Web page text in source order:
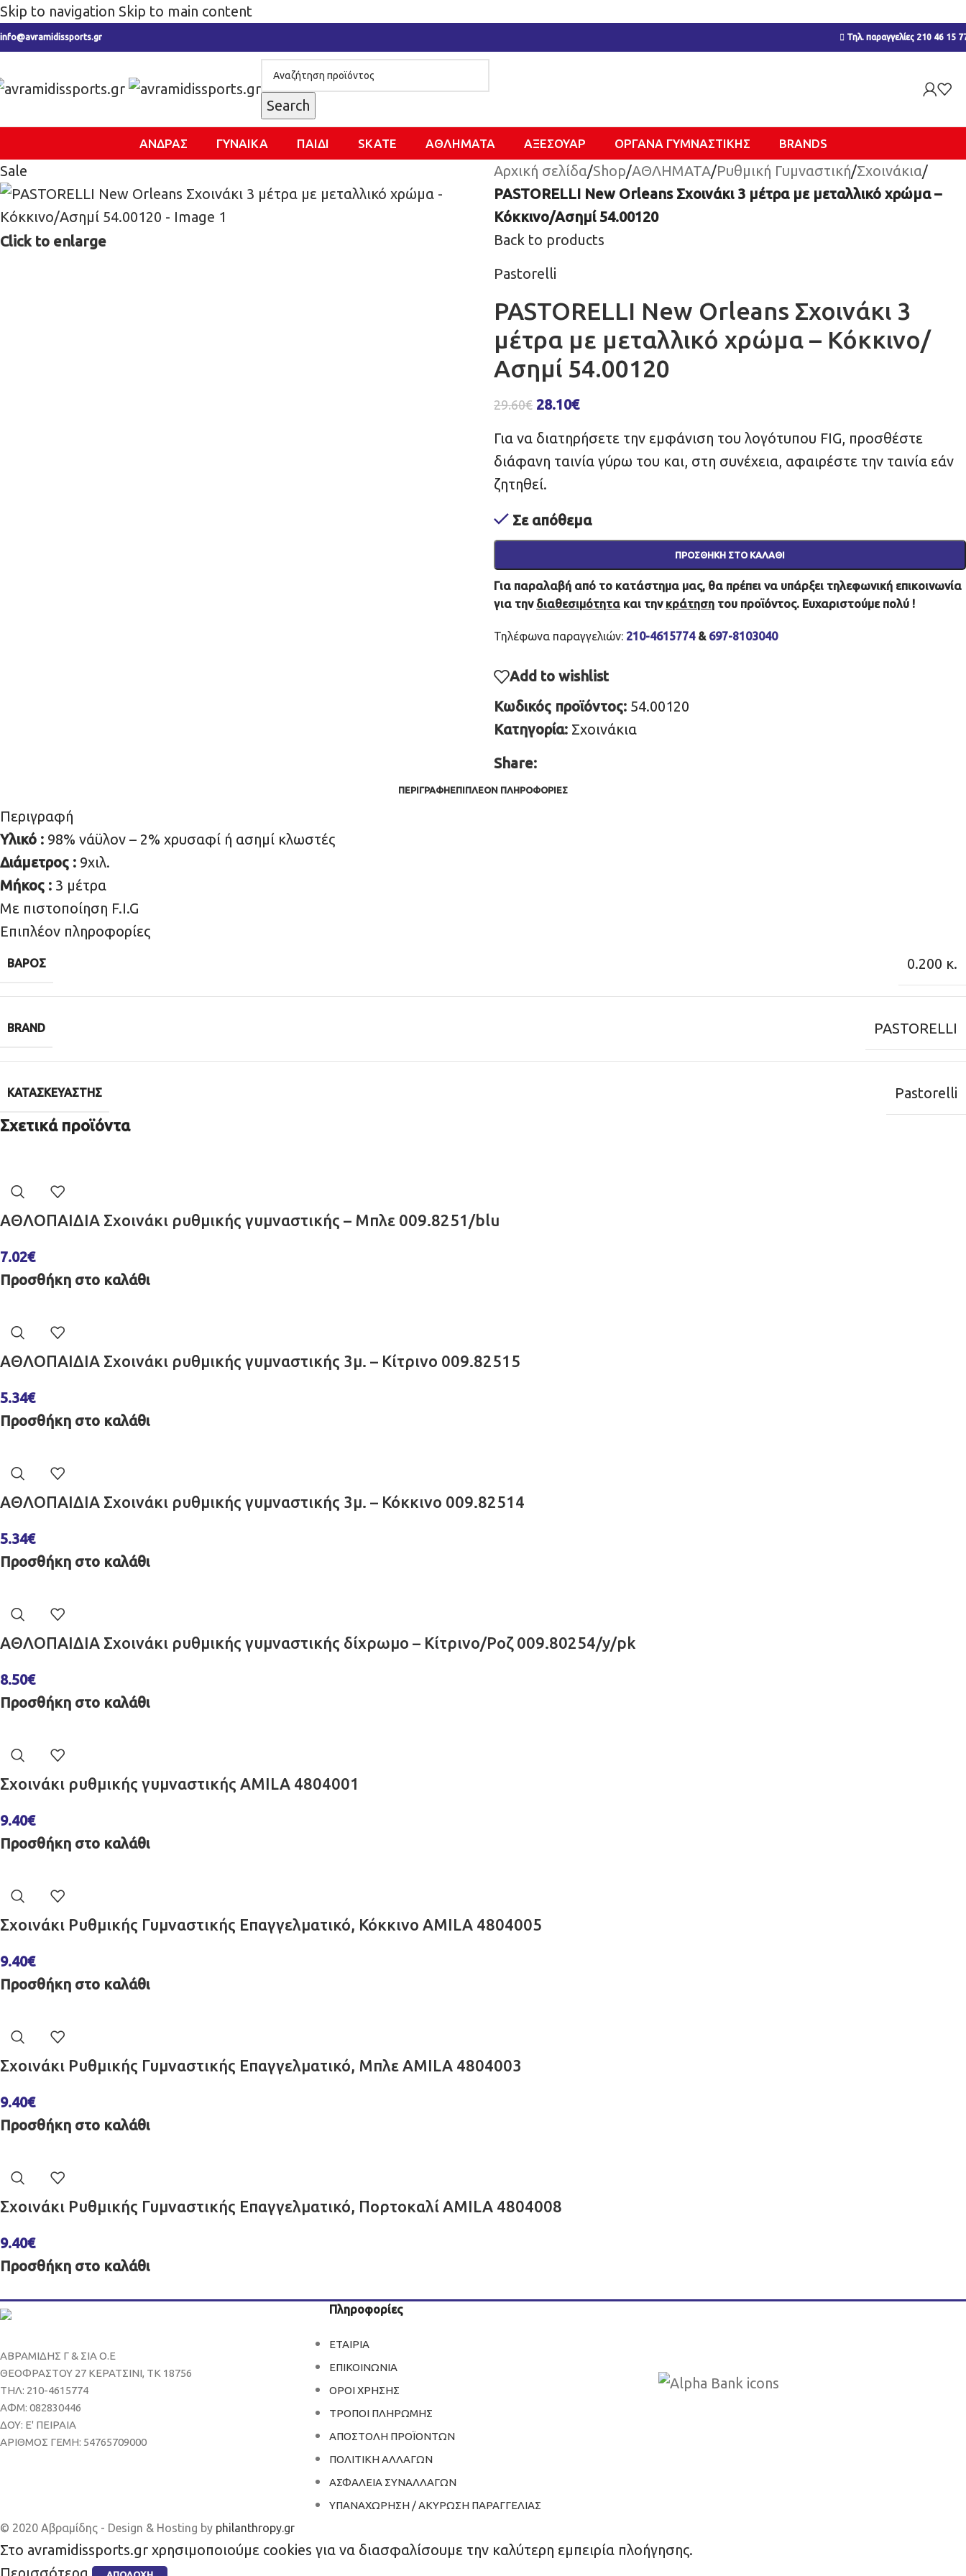
Skip to navigation Skip to main content
info@avramidissports.gr Τηλ. παραγγελίες 210 46 15
Search
ΑΝΔΡΑΣ ΓΥΝΑΙΚΑ ΠΑΙΔΙ SKATE ΑΘΛΗΜΑΤΑ ΑΞΕΣΟΥΑΡ ΌΡΓΑΝΑ ΓΥΜΝΑΣΤΙΚΉΣ BRANDS
Sale
Click to enlarge
Αρχική σελίδα/Shop/ΑΘΛΗΜΑΤΑ/Ρυθμική Γυμναστική/Σχοινάκια/
PASTORELLI New Orleans Σχοινάκι 3 μέτρα με μεταλλικό χρώμα –
Κόκκινο/Ασημί 54.00120
Back to products
Pastorelli
PASTORELLI New Orleans Σχοινάκι 3
μέτρα με μεταλλικό χρώμα – Κόκκινο/
Ασημί 54.00120
29.60€ 28.10€
Για να διατηρήσετε την εμφάνιση του λογότυπου FIG, προσθέστε
διάφανη ταινία γύρω του και, στη συνέχεια, αφαιρέστε την ταινία εάν
ζητηθεί.
Σε απόθεμα
ΠΡΟΣΘΉΚΗ ΣΤΟ ΚΑΛΆΘΙ
Για παραλαβή από το κατάστημα μας, θα πρέπει να υπάρξει τηλεφωνική επικοινωνία
για την διαθεσιμότητα και την κράτηση του προϊόντος. Ευχαριστούμε πολύ !
Τηλέφωνα παραγγελιών: 210-4615774& 697-8103040
Add to wishlist
Κωδικός προϊόντος: 54.00120
Κατηγορία: Σχοινάκια
Share:
ΠΕΡΙΓΡΑΦΉΕΠΙΠΛΈΟΝ ΠΛΗΡΟΦΟΡΊΕΣ
Περιγραφή
Υλικό : 98% νάϋλον – 2% χρυσαφί ή ασημί κλωστές
Διάμετρος : 9χιλ.
Μήκος : 3 μέτρα
Με πιστοποίηση F.I.G
Επιπλέον πληροφορίες
ΒΆΡΟΣ 0.200 κ.
BRAND PASTORELLI
ΚΑΤΑΣΚΕΥΑΣΤΉΣ Pastorelli
Σχετικά προϊόντα
ΑΘΛΟΠΑΙΔΙΑ Σχοινάκι ρυθμικής γυμναστικής – Μπλε 009.8251/blu
7.02€
Προσθήκη στο καλάθι
ΑΘΛΟΠΑΙΔΙΑ Σχοινάκι ρυθμικής γυμναστικής 3μ. – Κίτρινο 009.82515
5.34€
Προσθήκη στο καλάθι
ΑΘΛΟΠΑΙΔΙΑ Σχοινάκι ρυθμικής γυμναστικής 3μ. – Κόκκινο 009.82514
5.34€
Προσθήκη στο καλάθι
ΑΘΛΟΠΑΙΔΙΑ Σχοινάκι ρυθμικής γυμναστικής δίχρωμο – Κίτρινο/Ροζ 009.80254/y/pk
8.50€
Προσθήκη στο καλάθι
Σχοινάκι ρυθμικής γυμναστικής AMILA 4804001
9.40€
Προσθήκη στο καλάθι
Σχοινάκι Ρυθμικής Γυμναστικής Επαγγελματικό, Κόκκινο AMILA 4804005
9.40€
Προσθήκη στο καλάθι
Σχοινάκι Ρυθμικής Γυμναστικής Επαγγελματικό, Μπλε AMILA 4804003
9.40€
Προσθήκη στο καλάθι
Σχοινάκι Ρυθμικής Γυμναστικής Επαγγελματικό, Πορτοκαλί AMILA 4804008
9.40€
Προσθήκη στο καλάθι
ΑΒΡΑΜΙΔΗΣ Γ & ΣΙΑ Ο.Ε
ΘΕΟΦΡΑΣΤΟΥ 27 ΚΕΡΑΤΣΙΝΙ, ΤΚ 18756
ΤΗΛ: 210-4615774
ΑΦΜ: 082830446
ΔΟΥ: Ε' ΠΕΙΡΑΙΑ
ΑΡΙΘΜΟΣ ΓΕΜΗ: 54765709000
Πληροφορίες
ΕΤΑΙΡΙΑ
ΕΠΙΚΟΙΝΩΝΙΑ
ΟΡΟΙ ΧΡΗΣΗΣ
ΤΡΟΠΟΙ ΠΛΗΡΩΜΗΣ
ΑΠΟΣΤΟΛΗ ΠΡΟΪΟΝΤΩΝ
ΠΟΛΙΤΙΚΗ ΑΛΛΑΓΩΝ
ΑΣΦΑΛΕΙΑ ΣΥΝΑΛΛΑΓΩΝ
ΥΠΑΝΑΧΩΡΗΣΗ / ΑΚΥΡΩΣΗ ΠΑΡΑΓΓΕΛΙΑΣ
© 2020 Αβραμίδης - Design & Hosting by philanthropy.gr
Στο avramidissports.gr χρησιμοποιούμε cookies για να διασφαλίσουμε την καλύτερη εμπειρία πλοήγησης.
Περισσότερα